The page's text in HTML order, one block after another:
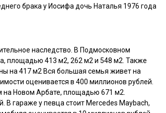
брака у Иосифа дочь Наталья 1976 года
наследство. В Подмосковном
площадью 413 м2, 262 м2 и 548 м2. Также
на 417 м2 Вся большая семья живет на
оценивается в 400 миллионов рублей.
Новом Арбате, площадью 671 м2.
В гараже у певца стоит Mercedes Maybach,